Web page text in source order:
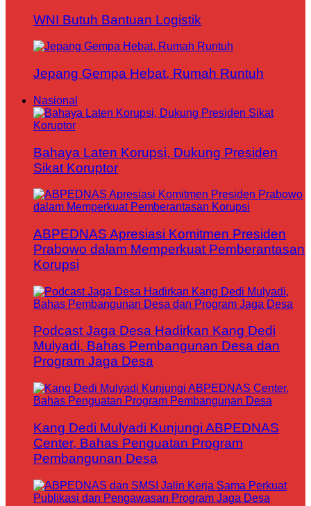
WNI Butuh Bantuan Logistik
Jepang Gempa Hebat, Rumah Runtuh
Nasional
Bahaya Laten Korupsi, Dukung Presiden
Sikat Koruptor
ABPEDNAS Apresiasi Komitmen Presiden
Prabowo dalam Memperkuat Pemberantasan
Korupsi
Podcast Jaga Desa Hadirkan Kang Dedi
Mulyadi, Bahas Pembangunan Desa dan
Program Jaga Desa
Kang Dedi Mulyadi Kunjungi ABPEDNAS
Center, Bahas Penguatan Program
Pembangunan Desa